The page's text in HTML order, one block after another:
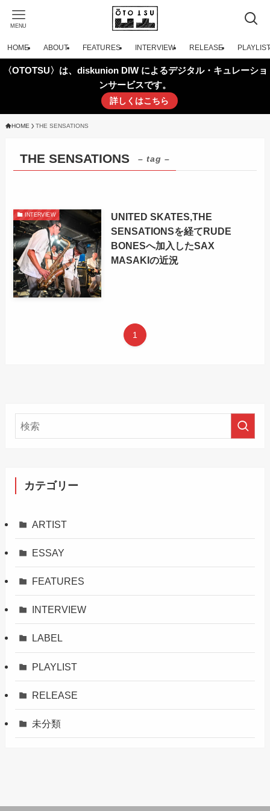
MENU
HOME ABOUT FEATURES INTERVIEW RELEASE PLAYLIST
〈OTOTSU〉は、diskunion DIW によるデジタル・キュレーショ
ンサービスです。
詳しくはこちら
HOME THE SENSATIONS
THE SENSATIONS – tag –
INTERVIEW
UNITED SKATES,THE
SENSATIONSを経てRUDE
BONESへ加入したSAX
MASAKIの近況
1
カテゴリー
ARTIST
ESSAY
FEATURES
INTERVIEW
LABEL
PLAYLIST
RELEASE
未分類